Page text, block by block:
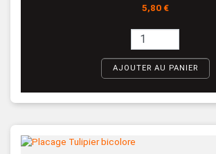
Prix
5,80 €
AJOUTER AU PANIER